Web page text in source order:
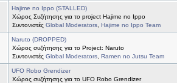
Hajime no Ippo (STALLED)
Χώρος Συζήτησης για το project Hajime no Ippo
Συντονιστές Global Moderators, Hajime no Ippo Team
Naruto (DROPPED)
Χώρος συζήτησης για το Project: Naruto
Συντονιστές Global Moderators, Ramen no Jutsu Team
UFO Robo Grendizer
Χώρος συζήτησης για το UFO Robo Grendizer